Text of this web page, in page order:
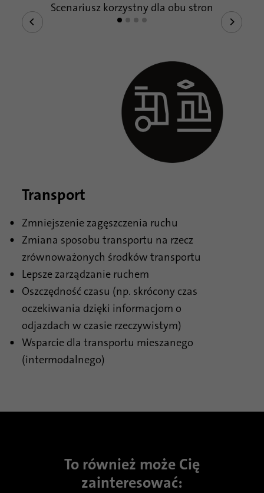
Scenariusz korzystny dla obu stron
Transport
Zmniejszenie zagęszczenia ruchu
Zmiana sposobu transportu na rzecz
zrównoważonych środków transportu
Lepsze zarządzanie ruchem
Oszczędność czasu (np. skrócony czas
oczekiwania dzięki informacjom o
odjazdach w czasie rzeczywistym)
Wsparcie dla transportu mieszanego
(intermodalnego)
To również może Cię
zainteresować: